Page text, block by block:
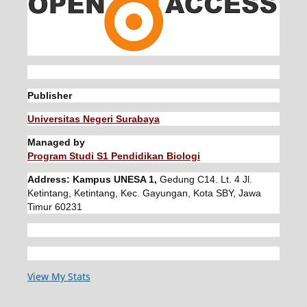
Publisher
Universitas Negeri Surabaya
Managed by
Program Studi S1 Pendidikan Biologi
Address: Kampus UNESA 1, Gedung C14. Lt. 4 Jl.
Ketintang, Ketintang, Kec. Gayungan, Kota SBY, Jawa
Timur 60231
View My Stats